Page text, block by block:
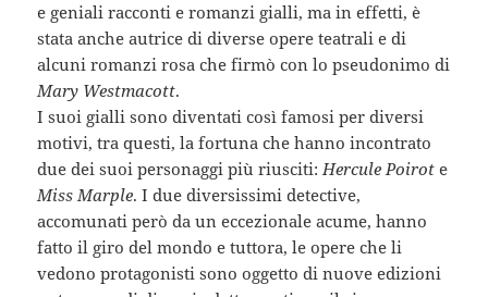
e geniali racconti e romanzi gialli, ma in effetti, è
stata anche autrice di diverse opere teatrali e di
alcuni romanzi rosa che firmò con lo pseudonimo di
Mary Westmacott.
I suoi gialli sono diventati così famosi per diversi
motivi, tra questi, la fortuna che hanno incontrato
due dei suoi personaggi più riusciti:Hercule Poirot e
Miss Marple. I due diversissimi detective,
accomunati però da un eccezionale acume, hanno
fatto il giro del mondo e tuttora, le opere che li
vedono protagonisti sono oggetto di nuove edizioni